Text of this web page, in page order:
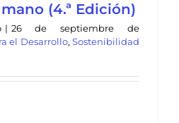
(4.ª Edición)
| 26 de septiembre de
el Desarrollo, Sostenibilidad